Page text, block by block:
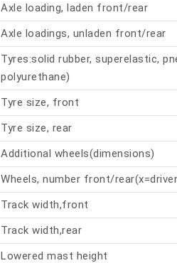
Axle loading, laden front/rear
Axle loadings, unladen front/rear
Tyres:solid rubber, superelastic,
polyurethane)
Tyre size, front
Tyre size, rear
Additional wheels(dimensions)
Wheels, number front/
Track width,front
Track width,rear
Lowered mast height